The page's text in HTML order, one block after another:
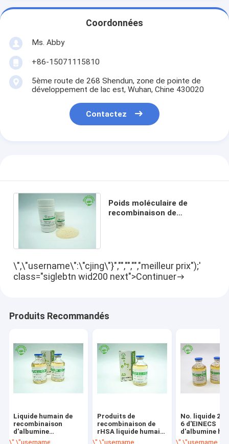
Coordonnées
Ms. Abby
+86-15071115810
5ème route de 268 Shendun, zone de pointe de
développement de lac est, Wuhan, Chine 430020
Contactez
Poids moléculaire de
recombinaison de
\",\"username\":\"cjing\"}","","","","meilleur prix");'
class="siglebtn wid200 next">Continuer
Produits Recommandés
Liquide humain de
recombinaison
d'albumine
d'Oryzogen OsrHSA
\",\"username\":\"cjing\"}","","","","meilleur prix");' class="getbtn bggree
Produits de
recombinaison de
rHSA liquide humain
de recombinaison
\",\"username\":\"cjing\"}","","","","meilleur
No. liquide
6 d'EINECS
d'albumine
de